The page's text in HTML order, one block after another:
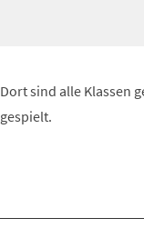
Dort sind alle Klassen
gespielt.